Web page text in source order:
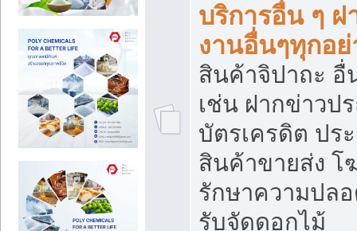
บริการอื่น ๆ
งานอื่นๆทุกอ
สินค้าจิปาถะ อื่
เช่น ฝากข่าวป
บัตรเครดิต ปร
สินค้าขายส่ง
รักษาความปล
รับจัดดอกไม้